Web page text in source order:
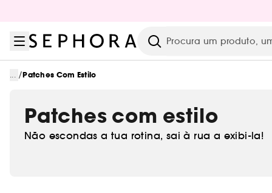
Pesquisar
... /Patches Com Estilo
Patches com estilo
Não escondas a tua rotina, sai à rua a exibi-la!